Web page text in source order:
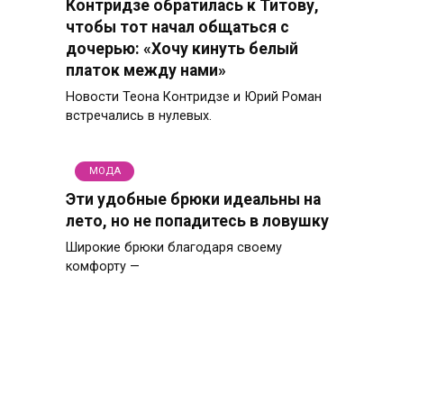
Контридзе обратилась к Титову,
чтобы тот начал общаться с
дочерью: «Хочу кинуть белый
платок между нами»
Новости Теона Контридзе и Юрий Роман
встречались в нулевых.
МОДА
Эти удобные брюки идеальны на
лето, но не попадитесь в ловушку
Широкие брюки благодаря своему
комфорту —